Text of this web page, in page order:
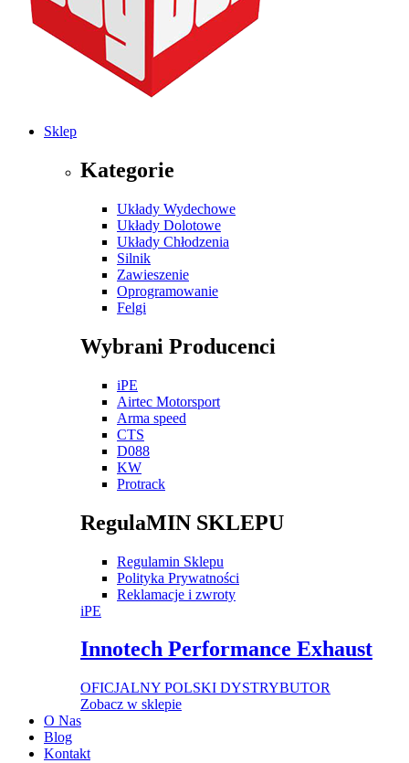
Sklep
Kategorie
Układy Wydechowe
Układy Dolotowe
Układy Chłodzenia
Silnik
Zawieszenie
Oprogramowanie
Felgi
Wybrani Producenci
iPE
Airtec Motorsport
Arma speed
CTS
D088
KW
Protrack
RegulaMIN SKLEPU
Regulamin Sklepu
Polityka Prywatności
Reklamacje i zwroty
iPE
Innotech Performance Exhaust
OFICJALNY POLSKI DYSTRYBUTOR
Zobacz w sklepie
O Nas
Blog
Kontakt